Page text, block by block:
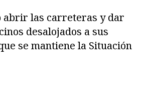
abrir las carreteras y dar
desalojados a sus
se mantiene la Situación